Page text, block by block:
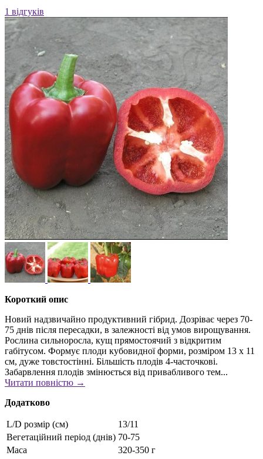
1 відгуків
Короткий опис
Новий надзвичайно продуктивний гібрид. Дозріває через 70-
75 днів після пересадки, в залежності від умов вирощування.
Рослина сильноросла, кущ прямостоячий з відкритим
габітусом. Формує плоди кубовидної форми, розміром 13 х 11
см, дуже товстостінні. Більшість плодів 4-часточкові.
Забарвлення плодів змінюється від привабливого тем...
Читати повністю →
Додатково
L/D розмір (см)
13/11
Вегетаційний період (днів) 70-75
Маса
320-350 г